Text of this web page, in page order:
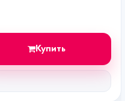
Купить